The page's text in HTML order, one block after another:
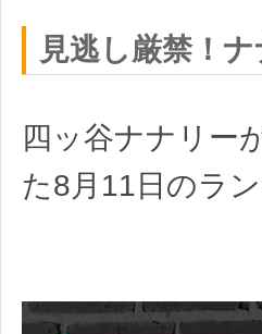
見逃し厳禁！
四ッ谷ナナリー
た8月11日のラ